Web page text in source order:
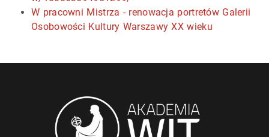
W pracowni Mistrza - renowacja portretów Galerii
Osobowości Kultury Warszawy XX wieku